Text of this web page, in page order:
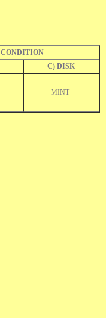
CONDITION
C) DISK
MINT-